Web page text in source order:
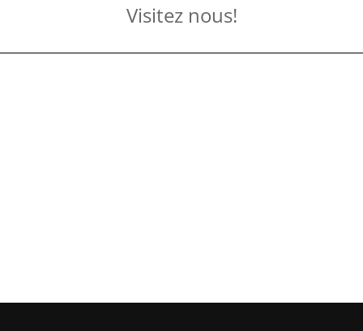
Visitez nous!